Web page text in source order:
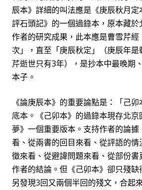
辰本》詳細的叫法應是《庚辰秋月
評石頭記》的一個過錄本，原本藏
作者的研究成果，此本應是曹雪芹
次」，直至「庚辰秋定」（庚辰年是
芹逝世只有3年），是抄本中最晚期
本子。
《論庚辰本》的重要論點是：「己
底本。《己卯本》的過錄本現存北
夢》一個重要版本。支持作者的論
看、從兩書的回目來看、從評語的
徵來看、從避諱問題來看、從部份
作者的結論。但《己卯本》卻只殘缺
另發現3回又兩個半回的殘文，合起